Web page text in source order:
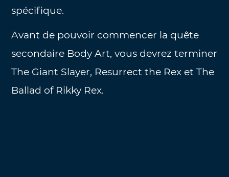
spécifique.
Avant de pouvoir commencer la quête
secondaire Body Art, vous devrez terminer
The Giant Slayer, Resurrect the Rex et The
Ballad of Rikky Rex.